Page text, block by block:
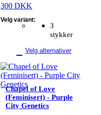
300DKK
3
stykker
Velg variant:
Velg alternativer
velges
på
produktsiden
Chapel of Love
(Feminisert) - Purple
City Genetics
Dette
produktet
har
flere
varianter.
Alternativene